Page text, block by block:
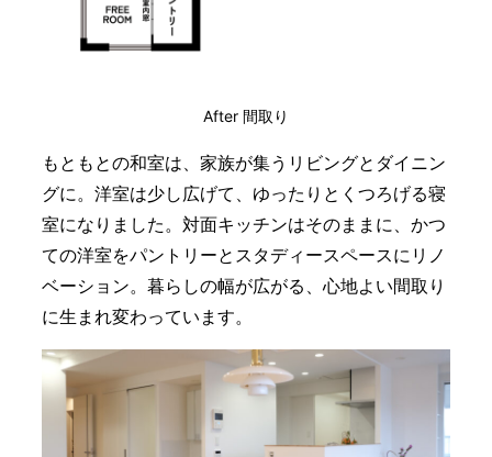
After 間取り
もともとの和室は、家族が集うリビングとダイニン
グに。洋室は少し広げて、ゆったりとくつろげる寝
室になりました。対面キッチンはそのままに、かつ
ての洋室をパントリーとスタディースペースにリノ
ベーション。暮らしの幅が広がる、心地よい間取り
に生まれ変わっています。